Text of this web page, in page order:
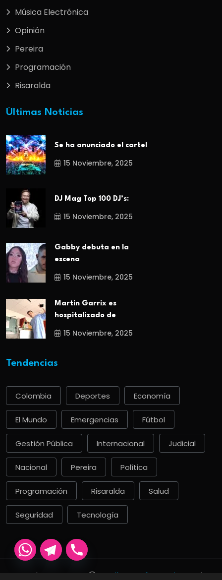
Música Electrónica
Opinión
Pereira
Programación
Risaralda
Últimas Noticias
Se ha anunciado el cartel
15 Noviembre, 2025
DJ Mag Top 100 DJ’s:
15 Noviembre, 2025
Gabby debuta en la
escena
15 Noviembre, 2025
Martin Garrix es
hospitalizado de
15 Noviembre, 2025
Tendencias
Colombia Deportes Economía
El Mundo Emergencias Fútbol
Gestión Pública Internacional Judicial
Nacional Pereira Política
Programación Risaralda Salud
Seguridad Tecnología
Derechos De Autor La Ciber Radio Pereira . Todos